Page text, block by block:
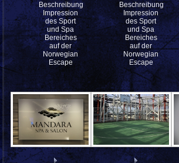
Beschreibung:
Impression
des Sport
und Spa
Bereiches
auf der
Norwegian
Escape
Beschreibung:
Impression
des Sport
und Spa
Bereiches
auf der
Norwegian
Escape